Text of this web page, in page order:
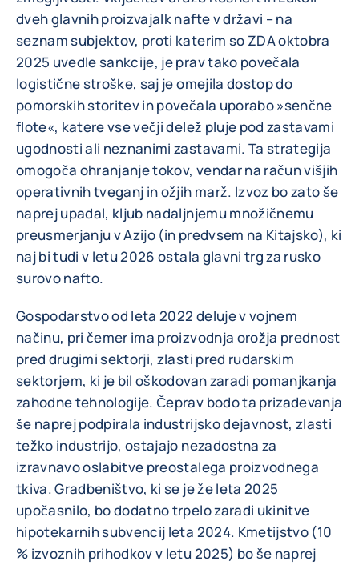
dveh glavnih proizvajalk nafte v državi – na
seznam subjektov, proti katerim so ZDA oktobra
2025 uvedle sankcije, je prav tako povečala
logistične stroške, saj je omejila dostop do
pomorskih storitev in povečala uporabo »senčne
flote«, katere vse večji delež pluje pod zastavami
ugodnosti ali neznanimi zastavami. Ta strategija
omogoča ohranjanje tokov, vendar na račun višjih
operativnih tveganj in ožjih marž. Izvoz bo zato še
naprej upadal, kljub nadaljnjemu množičnemu
preusmerjanju v Azijo (in predvsem na Kitajsko), ki
naj bi tudi v letu 2026 ostala glavni trg za rusko
surovo nafto.
Gospodarstvo od leta 2022 deluje v vojnem
načinu, pri čemer ima proizvodnja orožja prednost
pred drugimi sektorji, zlasti pred rudarskim
sektorjem, ki je bil oškodovan zaradi pomanjkanja
zahodne tehnologije. Čeprav bodo ta prizadevanja
še naprej podpirala industrijsko dejavnost, zlasti
težko industrijo, ostajajo nezadostna za
izravnavo oslabitve preostalega proizvodnega
tkiva. Gradbeništvo, ki se je že leta 2025
upočasnilo, bo dodatno trpelo zaradi ukinitve
hipotekarnih subvencij leta 2024. Kmetijstvo (10
% izvoznih prihodkov v letu 2025) bo še naprej